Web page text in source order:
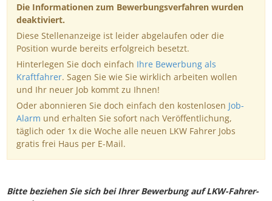
Die Informationen zum Bewerbungsverfahren wurden
deaktiviert.
Diese Stellenanzeige ist leider abgelaufen oder die
Position wurde bereits erfolgreich besetzt.
Hinterlegen Sie doch einfach Ihre Bewerbung als
Kraftfahrer. Sagen Sie wie Sie wirklich arbeiten wollen
und Ihr neuer Job kommt zu Ihnen!
Oder abonnieren Sie doch einfach den kostenlosen Job-
Alarm und erhalten Sie sofort nach Veröffentlichung,
täglich oder 1x die Woche alle neuen LKW Fahrer Jobs
gratis frei Haus per E-Mail.
Bitte beziehen Sie sich bei Ihrer Bewerbung auf LKW-Fahrer-